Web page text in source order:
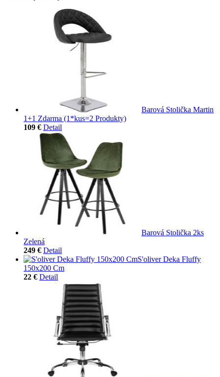
Barová Stolička Martin
1+1 Zdarma (1*kus=2 Produkty)
109 € Detail
Barová Stolička 2ks
Zelená
249 € Detail
S'oliver Deka Fluffy
150x200 Cm
22 € Detail